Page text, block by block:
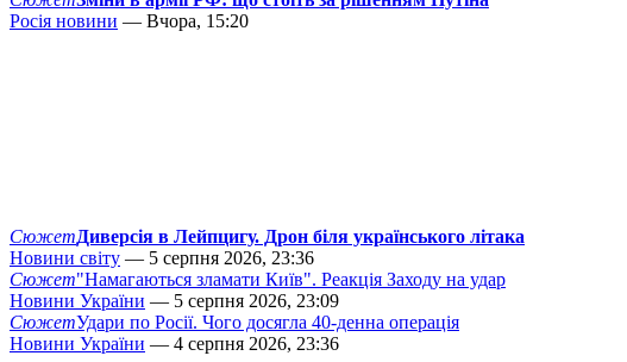
Росія новини — Вчора, 15:20
СюжетДиверсія в Лейпцигу. Дрон біля українського літака
Новини світу — 5 серпня 2026, 23:36
Сюжет"Намагаються зламати Київ". Реакція Заходу на удар
Новини України — 5 серпня 2026, 23:09
СюжетУдари по Росії. Чого досягла 40-денна операція
Новини України — 4 серпня 2026, 23:36